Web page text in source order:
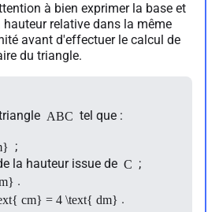
à bien exprimer la base et
hauteur relative dans la même
avant d'effectuer le calcul de
du triangle.
ABC tel que :
;
la hauteur issue de C ;
.
cm} = 4 \text{ dm} .